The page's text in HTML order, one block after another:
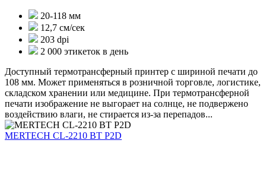
20-118 мм
12,7 см/сек
203 dpi
2 000 этикеток в день
Доступный термотрансферный принтер с шириной печати до
108 мм. Может применяться в розничной торговле, логистике,
складском хранении или медицине. При термотрансферной
печати изображение не выгорает на солнце, не подвержено
воздействию влаги, не стирается из-за перепадов...
MERTECH CL-2210 BT P2D